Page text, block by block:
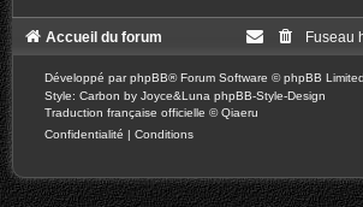
Accueil du forum Fuseau
Développé parphpBB® Forum Software © phpBB Limited
Style: Carbon by Joyce&Luna phpBB-Style-Design
Traduction française officielle ©Qiaeru
Confidentialité | Conditions